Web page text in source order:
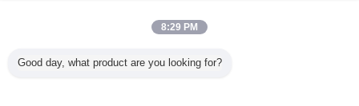
すべての製品
8:29 PM
Good day, what product are you looking for?